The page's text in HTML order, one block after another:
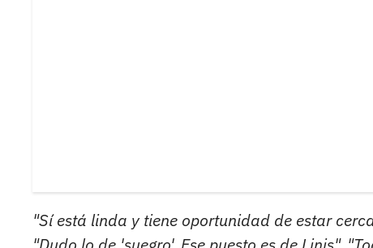
"Sí está linda y tiene oportunidad de estar